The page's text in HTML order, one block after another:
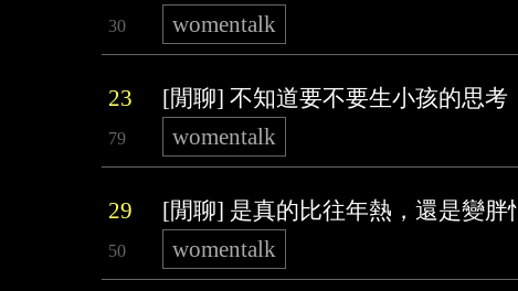
30 womentalk
23 [閒聊] 不知道要不要生小孩的思考
79 womentalk
29 [閒聊] 是真的比往年熱，還是變胖
50 womentalk